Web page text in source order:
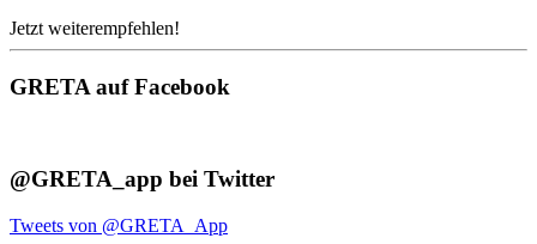
Jetzt weiterempfehlen!
GRETA auf Facebook
@GRETA_app bei Twitter
Tweets von @GRETA_App